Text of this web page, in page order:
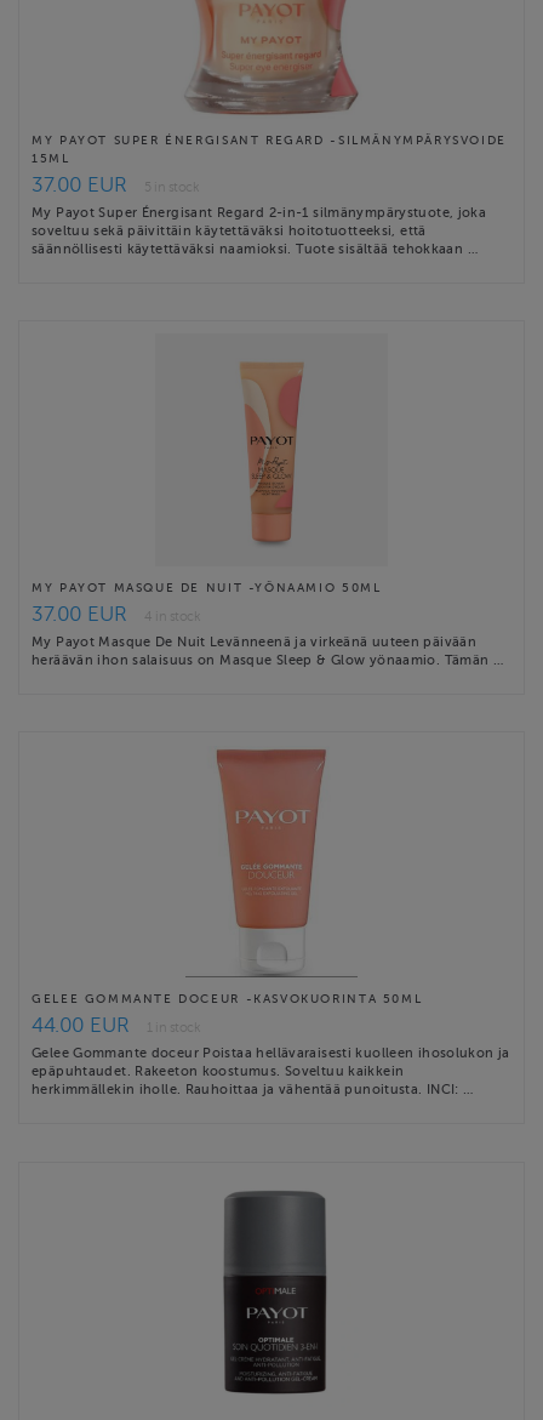
MY PAYOT SUPER ÉNERGISANT REGARD -SILMÄNYMPÄRYSVOIDE
15ML
37.00 EUR
5 in stock
My Payot Super Énergisant Regard 2-in-1 silmänympärystuote, joka
soveltuu sekä päivittäin käytettäväksi hoitotuotteeksi, että
säännöllisesti käytettäväksi naamioksi. Tuote sisältää tehokkaan …
MY PAYOT MASQUE DE NUIT -YÖNAAMIO 50ML
37.00 EUR
4 in stock
My Payot Masque De Nuit Levänneenä ja virkeänä uuteen päivään
heräävän ihon salaisuus on Masque Sleep & Glow yönaamio. Tämän …
GELEE GOMMANTE DOCEUR -KASVOKUORINTA 50ML
44.00 EUR
1 in stock
Gelee Gommante doceur Poistaa hellävaraisesti kuolleen ihosolukon ja
epäpuhtaudet. Rakeeton koostumus. Soveltuu kaikkein
herkimmällekin iholle. Rauhoittaa ja vähentää punoitusta. INCI: …